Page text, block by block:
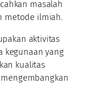
masalah
metode ilmiah.
aktivitas
kegunaan yang
kualitas